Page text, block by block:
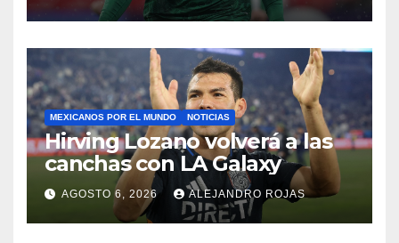
MEXICANOS POR EL MUNDO NOTICIAS
Hirving Lozano volverá a las
canchas con LA Galaxy
AGOSTO 6, 2026 ALEJANDRO ROJAS